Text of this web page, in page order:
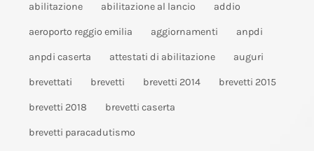
abilitazione abilitazione al lancio addio
aeroporto reggio emilia aggiornamenti anpdi
anpdi caserta attestati di abilitazione auguri
brevettati brevetti brevetti 2014 brevetti 2015
brevetti 2018 brevetti caserta
brevetti paracadutismo